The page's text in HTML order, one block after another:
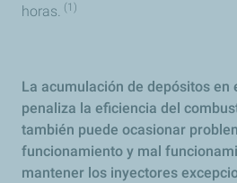
horas. (1)
La acumulación de depósitos en
penaliza la eficiencia del
también puede ocasionar
funcionamiento y mal
mantener los inyectores